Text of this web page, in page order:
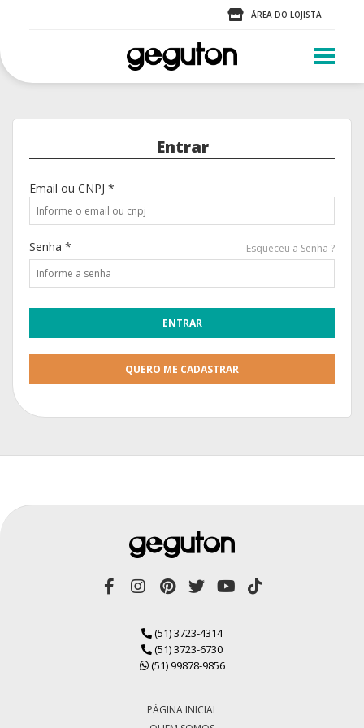
ÁREA DO LOJISTA
Entrar
Email ou CNPJ *
Senha * Esqueceu a Senha ?
QUERO ME CADASTRAR
(51) 3723-4314
(51) 3723-6730
(51) 99878-9856
PÁGINA INICIAL